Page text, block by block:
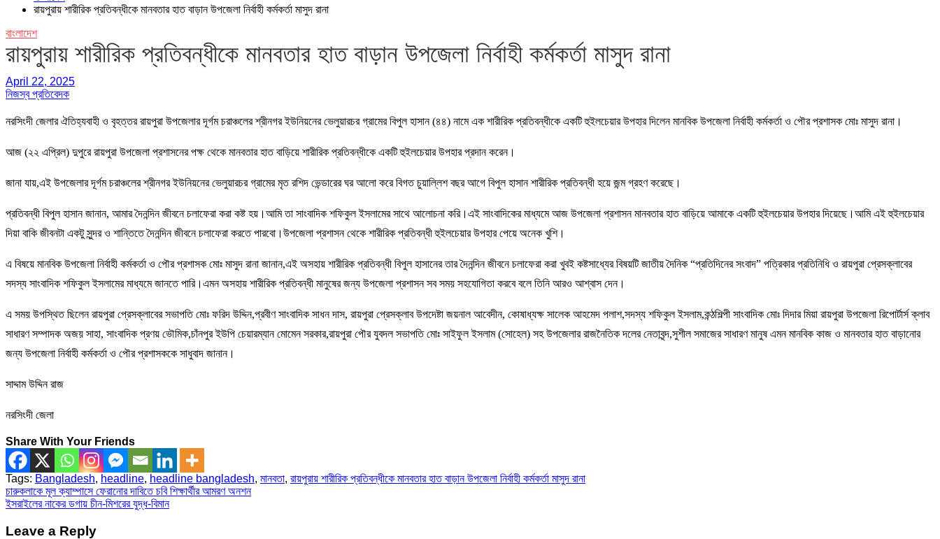
রায়পুরায় শারীরিক প্রতিবন্ধীকে মানবতার হাত বাড়ান উপজেলা নির্বাহী কর্মকর্তা মাসুদ রানা
বাংলাদেশ
রায়পুরায় শারীরিক প্রতিবন্ধীকে মানবতার হাত বাড়ান উপজেলা নির্বাহী কর্মকর্তা মাসুদ রানা
April 22, 2025
নিজস্ব প্রতিবেদক
নরসিংদী জেলার ঐতিহ্যবাহী ও বৃহত্তর রায়পুরা উপজেলার দূর্গম চরাঞ্চলের শ্রীনগর ইউনিয়নের ভেলুয়ারচর গ্রামের বিপুল হাসান (৪৪) নামে এক শারীরিক প্রতিবন্ধীকে একটি হুইলচেয়ার উপহার দিলেন মানবিক উপজেলা নির্বাহী কর্মকর্তা ও পৌর প্রশাসক মোঃ মাসুদ রানা।
আজ (২২ এপ্রিল) দুপুরে রায়পুরা উপজেলা প্রশাসনের পক্ষ থেকে মানবতার হাত বাড়িয়ে শারীরিক প্রতিবন্ধীকে একটি হুইলচেয়ার উপহার প্রদান করেন।
জানা যায়,এই উপজেলার দূর্গম চরাঞ্চলের শ্রীনগর ইউনিয়নের ভেলুয়ারচর গ্রামের মৃত রশিদ ভেন্ডারের ঘর আলো করে বিগত চুয়াল্লিশ বছর আগে বিপুল হাসান শারীরিক প্রতিবন্ধী হয়ে জন্ম গ্রহণ করেছে।
প্রতিবন্ধী বিপুল হাসান জানান, আমার দৈনন্দিন জীবনে চলাফেরা করা কষ্ট হয়।আমি তা সাংবাদিক শফিকুল ইসলামের সাথে আলোচনা করি।এই সাংবাদিকের মাধ্যমে আজ উপজেলা প্রশাসন মানবতার হাত বাড়িয়ে আমাকে একটি হুইলচেয়ার উপহার দিয়েছে।আমি এই হুইলচেয়ার
দিয়া বাকি জীবনটা একটু সুন্দর ও শান্তিতে দৈনন্দিন জীবনে চলাফেরা করতে পারবো।উপজেলা প্রশাসন থেকে শারীরিক প্রতিবন্ধী হুইলচেয়ার উপহার পেয়ে অনেক খুশি।
এ বিষয়ে মানবিক উপজেলা নির্বাহী কর্মকর্তা ও পৌর প্রশাসক মোঃ মাসুদ রানা জানান,এই অসহায় শারীরিক প্রতিবন্ধী বিপুল হাসানের তার দৈনন্দিন জীবনে চলাফেরা করা খুবই কষ্টসাধ্যের বিষয়টি জাতীয় দৈনিক “প্রতিদিনের সংবাদ” পত্রিকার প্রতিনিধি ও রায়পুরা প্রেসক্লাবের
সদস্য সাংবাদিক শফিকুল ইসলামের মাধ্যমে জানতে পারি।এমন অসহায় শারীরিক প্রতিবন্ধী মানুষের জন্য উপজেলা প্রশাসন সব সময় সহযোগিতা করবে বলে তিনি আরও আশ্বাস দেন।
এ সময় উপস্থিত ছিলেন রায়পুরা প্রেসক্লাবের সভাপতি মোঃ ফরিদ উদ্দিন,প্রবীণ সাংবাদিক সাধন দাস, রায়পুরা প্রেসক্লাব উপদেষ্টা জয়নাল আবেদীন, কোষাধ্যক্ষ সালেক আহমেদ পলাশ,সদস্য শফিকুল ইসলাম,কন্ঠশিল্পী সাংবাদিক মোঃ দিদার মিয়া রায়পুরা উপজেলা রিপোর্টার্স ক্লাব
সাধারণ সম্পাদক অজয় সাহা, সাংবাদিক প্রণয় ভৌমিক,চাঁনপুর ইউপি চেয়ারম্যান মোমেন সরকার,রায়পুরা পৌর যুবদল সভাপতি মোঃ সাইফুল ইসলাম (সোহেল) সহ উপজেলার রাজনৈতিক দলের নেতাবৃন্দ,সুশীল সমাজের সাধারণ মানুষ এমন মানবিক কাজ ও মানবতার হাত বাড়ানোর
জন্য উপজেলা নির্বাহী কর্মকর্তা ও পৌর প্রশাসককে সাধুবাদ জানান।
সাদ্দাম উদ্দিন রাজ
নরসিংদী জেলা
Share With Your Friends
Tags: Bangladesh, headline, headline bangladesh, মানবতা, রায়পুরায় শারীরিক প্রতিবন্ধীকে মানবতার হাত বাড়ান উপজেলা নির্বাহী কর্মকর্তা মাসুদ রানা
Post
navigation
চারুকলাকে মূল ক্যাম্পাসে ফেরানোর দাবিতে চবি শিক্ষার্থীর আমরণ অনশন
ইসরাইলের নাকের ডগায় চীন-মিশরের যুদ্ধ-বিমান
Leave a Reply